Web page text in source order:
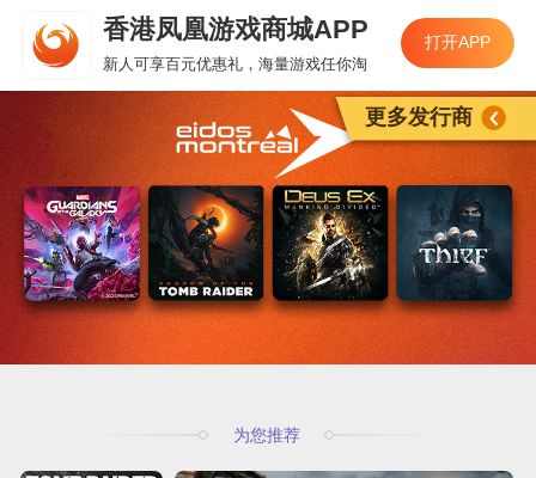
香港凤凰游戏商城APP
新人可享百元优惠礼，海量游戏任你淘
打开APP
为您推荐
更多发行商